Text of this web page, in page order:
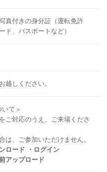
真付きの身分証（運転免許
ド、パスポートなど）
越しください。
て＞
ご対応のうえ、ご来場くださ
、ご参加いただけません。
ロード ・ログイン
アップロード